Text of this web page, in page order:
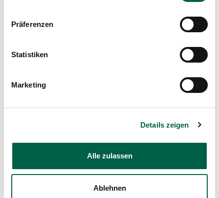
Präferenzen
Statistiken
Marketing
Details zeigen
Alle zulassen
Ablehnen
Blogartikel